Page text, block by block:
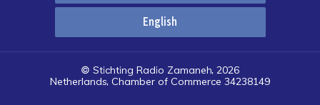
English
© Stichting Radio Zamaneh, 2026
Netherlands, Chamber of Commerce 34238149